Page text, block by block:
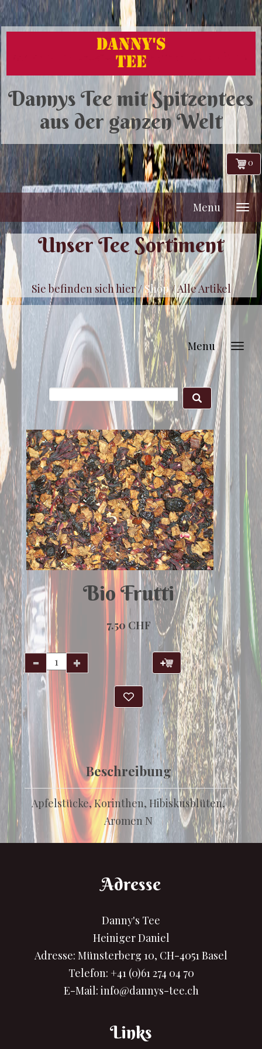
Dannys Tee mit Spitzentees
aus der ganzen Welt
0
Menu
Unser Tee Sortiment
Sie befinden sich hier /Shop/Alle Artikel
Menu
Bio Frutti
7.50 CHF
Beschreibung
Apfelstücke, Korinthen, Hibiskusblüten,
Aromen N
Adresse
Danny's Tee
Heiniger Daniel
Adresse: Münsterberg 10, CH-4051 Basel
Telefon: +41 (0)61 274 04 70
E-Mail: info@dannys-tee.ch
Links